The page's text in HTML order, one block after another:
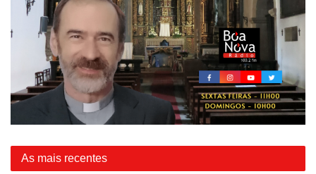
As mais recentes